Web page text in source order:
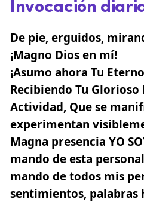
Invocación
De pie, erguidos,
¡Magno Dios en mí!
¡Asumo ahora Tu
Recibiendo Tu Glorioso
Actividad, Que se
experimentan
Magna presencia YO
mando de esta
mando de todos mis
sentimientos, palabras